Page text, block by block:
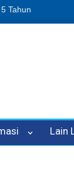
Tetapkan P-
Lain